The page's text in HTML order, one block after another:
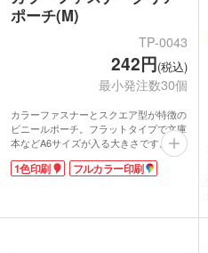
ポーチ(M)
TP-0043
242円(税込)
最小発注数30個
カラーファスナーとスクエア型が特徴の
ビニールポーチ。フラットタイプで文庫
本などA6サイズが入る大きさです。水
に強いPVC素材で、トラベル用にもおす
すめ。
1色印刷 フルカラー印刷